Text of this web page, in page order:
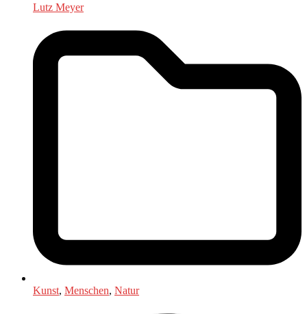
Lutz Meyer
Kunst, Menschen, Natur